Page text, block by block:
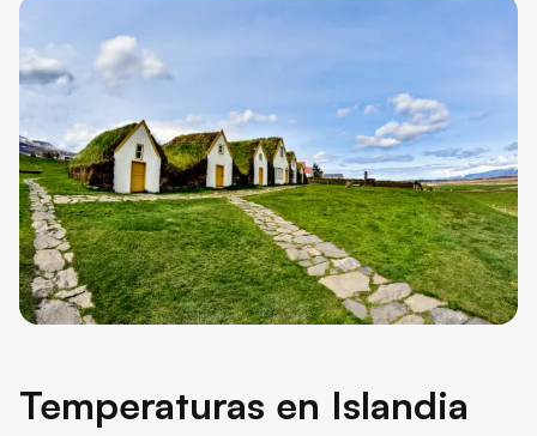
Temperaturas en Islandia